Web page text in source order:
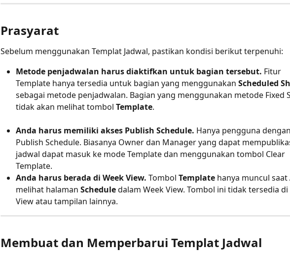
Prasyarat
Sebelum menggunakan Templat Jadwal, pastikan kondisi berikut terpenuhi:
Metode penjadwalan harus diaktifkan untuk bagian tersebut. Fitur
Template hanya tersedia untuk bagian yang menggunakan Scheduled
sebagai metode penjadwalan. Bagian yang menggunakan metode Fixed
tidak akan melihat tombol Template.
Anda harus memiliki akses Publish Schedule. Hanya pengguna
Publish Schedule. Biasanya Owner dan Manager yang dapat
jadwal dapat masuk ke mode Template dan menggunakan tombol Clear
Template.
Anda harus berada di Week View. Tombol Template hanya muncul saat
melihat halaman Schedule dalam Week View. Tombol ini tidak tersedia di
View atau tampilan lainnya.
Membuat dan Memperbarui Templat Jadwal